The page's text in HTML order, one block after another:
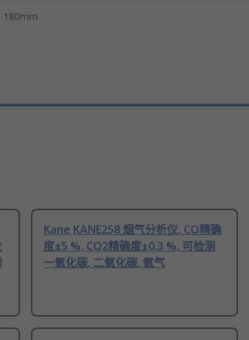
180mm
Kane KANE258 烟气分析仪, CO精确
度±5 %, CO2精确度±0.3 %, 可检测
一氧化碳, 二氧化碳, 氧气